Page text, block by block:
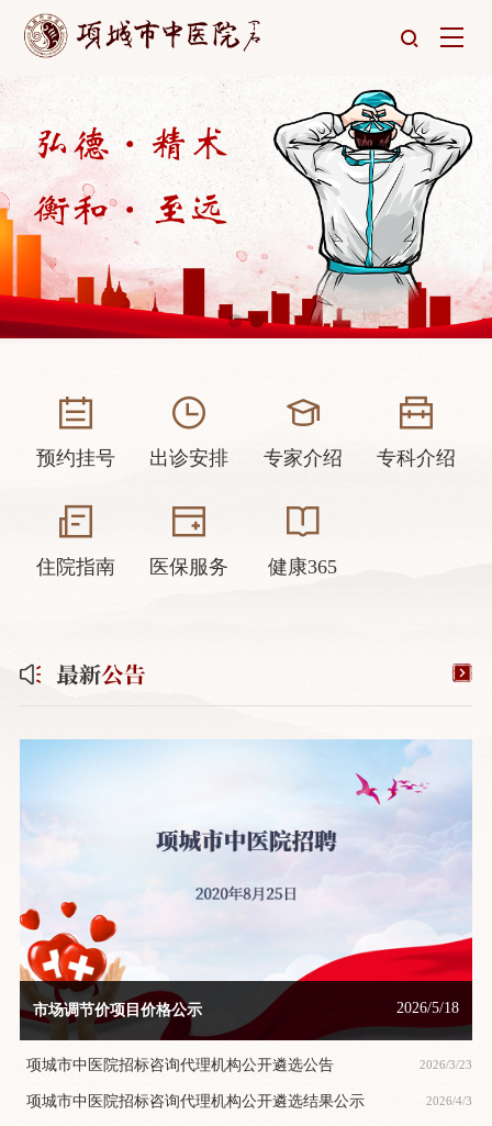
预约挂号 出诊安排 专家介绍 专科介绍
住院指南 医保服务 健康365
市场调节价项目价格公示 2026/5/18
项城市中医院招标咨询代理机构公开遴选公告 2026/3/23
项城市中医院招标咨询代理机构公开遴选结果公示 2026/4/3